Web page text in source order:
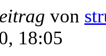
von
18:05